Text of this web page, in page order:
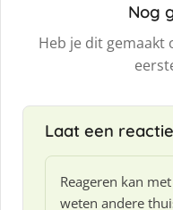
Nog
Heb je dit gemaakt
Laat een
Reageren kan
weten andere